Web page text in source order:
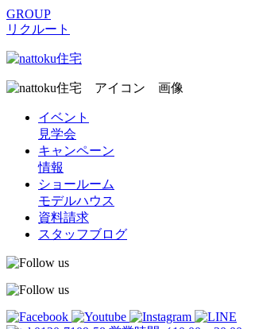
GROUP
リクルート
イベント
見学会
キャンペーン
情報
ショールーム
モデルハウス
資料請求
スタッフブログ